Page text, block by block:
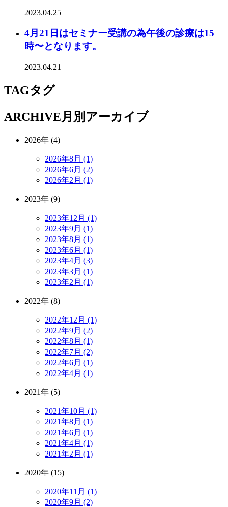
2023.04.25
4月21日はセミナー受講の為午後の診療は15
時〜となります。
2023.04.21
TAGタグ
ARCHIVE月別アーカイブ
2026年 (4)
2026年8月 (1)
2026年6月 (2)
2026年2月 (1)
2023年 (9)
2023年12月 (1)
2023年9月 (1)
2023年8月 (1)
2023年6月 (1)
2023年4月 (3)
2023年3月 (1)
2023年2月 (1)
2022年 (8)
2022年12月 (1)
2022年9月 (2)
2022年8月 (1)
2022年7月 (2)
2022年6月 (1)
2022年4月 (1)
2021年 (5)
2021年10月 (1)
2021年8月 (1)
2021年6月 (1)
2021年4月 (1)
2021年2月 (1)
2020年 (15)
2020年11月 (1)
2020年9月 (2)